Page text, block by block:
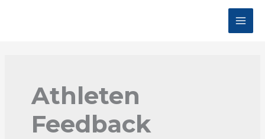
Athleten
Feedback